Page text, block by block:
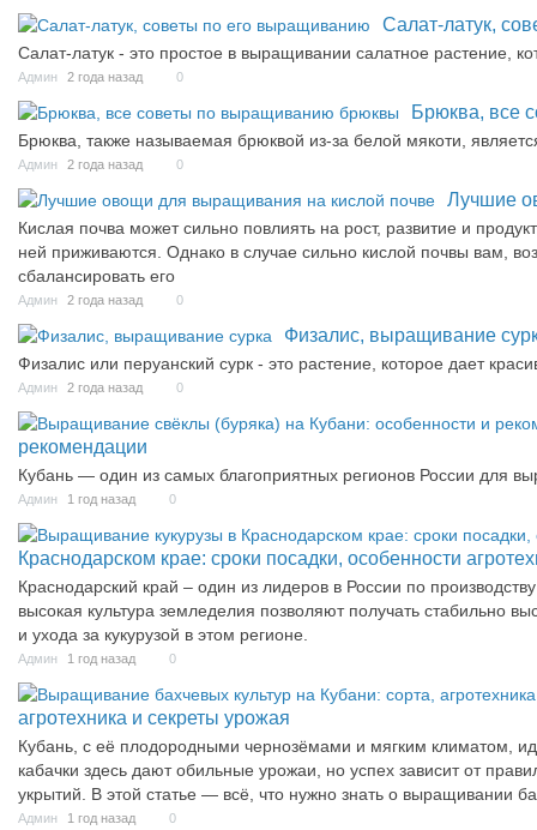
Салат-латук,
Салат-латук - это простое в выращивании салатное растение,
Админ 2 года назад 0
Брюква, все
Брюква, также называемая брюквой из-за белой мякоти,
Админ 2 года назад 0
Лучшие
Кислая почва может сильно повлиять на рост, развитие и
ней приживаются. Однако в случае сильно кислой почвы вам,
сбалансировать его
Админ 2 года назад 0
Физалис, выращивание
Физалис или перуанский сурк - это растение, которое дает
Админ 2 года назад 0
рекомендации
Кубань — один из самых благоприятных регионов России для
Админ 1 год назад 0
Краснодарском крае: сроки посадки, особенности
Краснодарский край – один из лидеров в России по
высокая культура земледелия позволяют получать стабильно
и ухода за кукурузой в этом регионе.
Админ 1 год назад 0
агротехника и секреты урожая
Кубань, с её плодородными чернозёмами и мягким климатом,
кабачки здесь дают обильные урожаи, но успех зависит от
укрытий. В этой статье — всё, что нужно знать о выращивании
Админ 1 год назад 0